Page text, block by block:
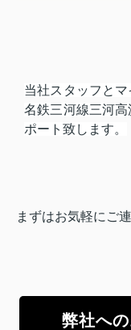
当社スタッフと
名鉄三河線三河
ポート致します。
まずはお気軽にご
弊社へ